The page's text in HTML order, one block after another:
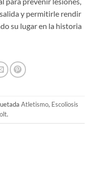
y permitirle rendir
su lugar en la historia
Atletismo, Escoliosis
.